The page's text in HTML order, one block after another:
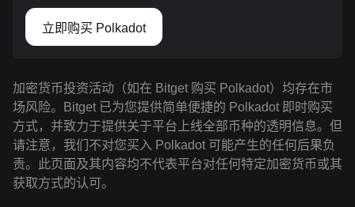
立即购买 Polkadot
加密货币投资活动（如在 Bitget 购买 Polkadot）均存在市
场风险。Bitget 已为您提供简单便捷的 Polkadot 即时购买
方式，并致力于提供关于平台上线全部币种的透明信息。但
请注意，我们不对您买入 Polkadot 可能产生的任何后果负
责。此页面及其内容均不代表平台对任何特定加密货币或其
获取方式的认可。